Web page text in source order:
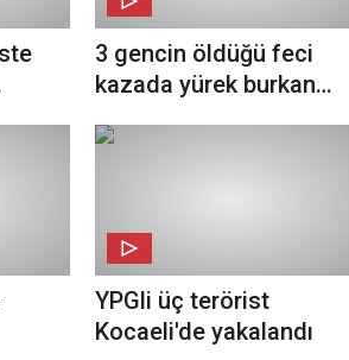
3 gencin öldüğü feci
kazada yürek burkan
YPGli üç terörist
Kocaeli'de yakalandı